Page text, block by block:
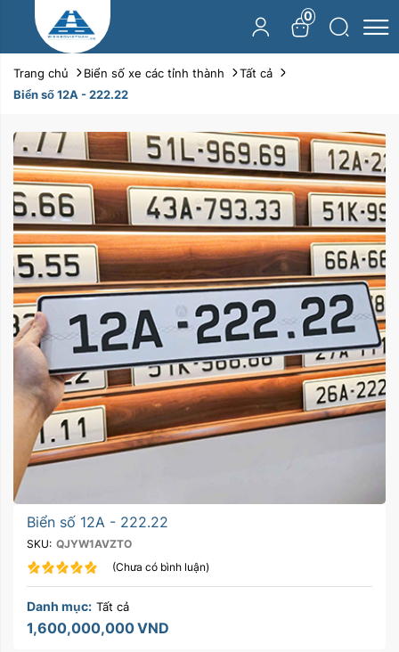
0
Trang chủ Biển số xe các tỉnh thành
Tất cả
Biển số 12A - 222.22
Biển số 12A - 222.22
SKU: QJYW1AVZTO
(Chưa có bình luận)
Danh mục: Tất cả
1,600,000,000VND